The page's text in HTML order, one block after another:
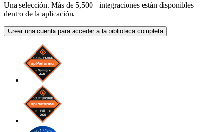
Una selección. Más de 5,500+ integraciones están disponibles
dentro de la aplicación.
Crear una cuenta para acceder a la biblioteca completa